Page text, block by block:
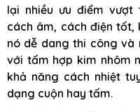
lại nhiều ưu điểm vượt
cách âm, cách điện
nó dễ dang thi công và
với tấm hợp kim nhôm
khả năng cách nhiệt
dạng cuộn hay tấm.